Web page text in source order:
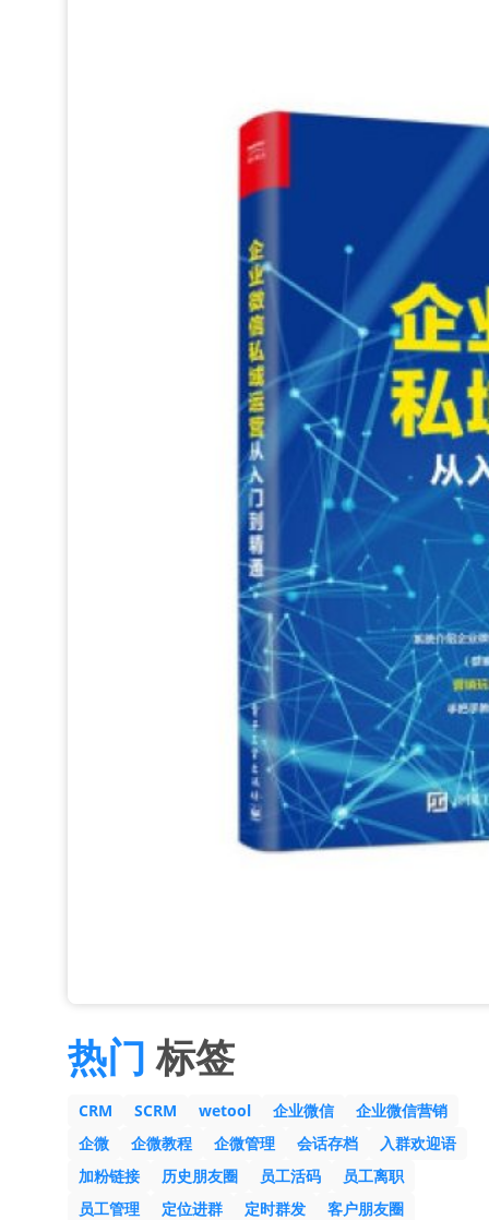
热门 标签
CRM SCRM wetool 企业微信
企业微信营销
企微
企微教程 企微管理 会话存档
入群欢迎语
加粉链接
历史朋友圈 员工活码
员工离职
员工管理
定位进群 定时群发
客户朋友圈